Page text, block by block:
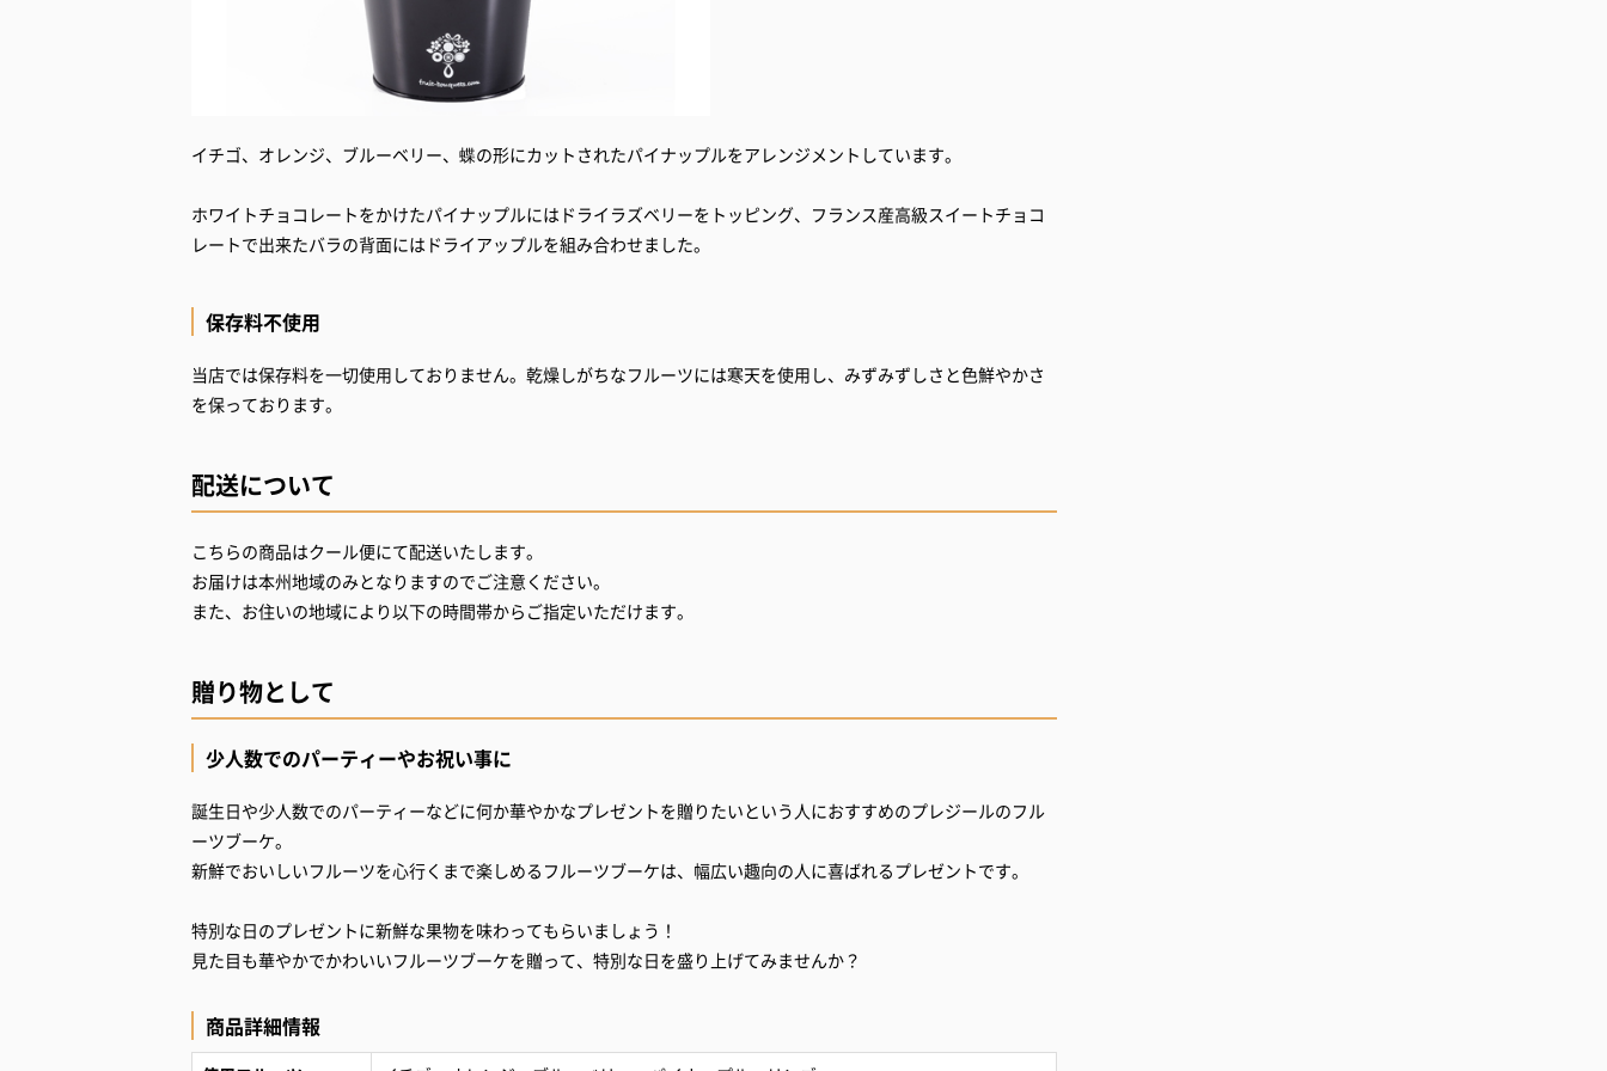
イチゴ、オレンジ、ブルーベリー、蝶の形にカットされたパイナップルをアレンジメントしています。
ホワイトチョコレートをかけたパイナップルにはドライラズベリーをトッピング、フランス産高級スイートチョコ
レートで出来たバラの背面にはドライアップルを組み合わせました。
保存料不使用
当店では保存料を一切使用しておりません。乾燥しがちなフルーツには寒天を使用し、みずみずしさと色鮮やかさ
を保っております。
配送について
こちらの商品はクール便にて配送いたします。
お届けは本州地域のみとなりますのでご注意ください。
また、お住いの地域により以下の時間帯からご指定いただけます。
贈り物として
少人数でのパーティーやお祝い事に
誕生日や少人数でのパーティーなどに何か華やかなプレゼントを贈りたいという人におすすめのプレジールのフル
ーツブーケ。
新鮮でおいしいフルーツを心行くまで楽しめるフルーツブーケは、幅広い趣向の人に喜ばれるプレゼントです。
特別な日のプレゼントに新鮮な果物を味わってもらいましょう！
見た目も華やかでかわいいフルーツブーケを贈って、特別な日を盛り上げてみませんか？
商品詳細情報